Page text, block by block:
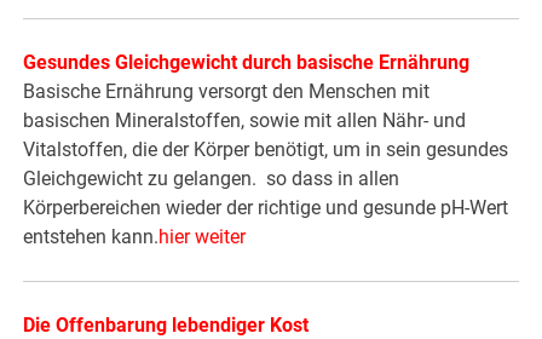
Gesundes Gleichgewicht durch basische Ernährung
Basische Ernährung versorgt den Menschen mit
basischen Mineralstoffen, sowie mit allen Nähr- und
Vitalstoffen, die der Körper benötigt, um in sein gesundes
Gleichgewicht zu gelangen. so dass in allen
Körperbereichen wieder der richtige und gesunde pH-Wert
entstehen kann.hier weiter
Die Offenbarung lebendiger Kost